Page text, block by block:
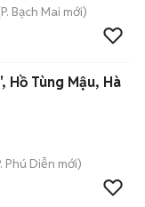
P. Bạch Mai mới)
Hồ Tùng Mậu, Hà
Phú Diễn mới)